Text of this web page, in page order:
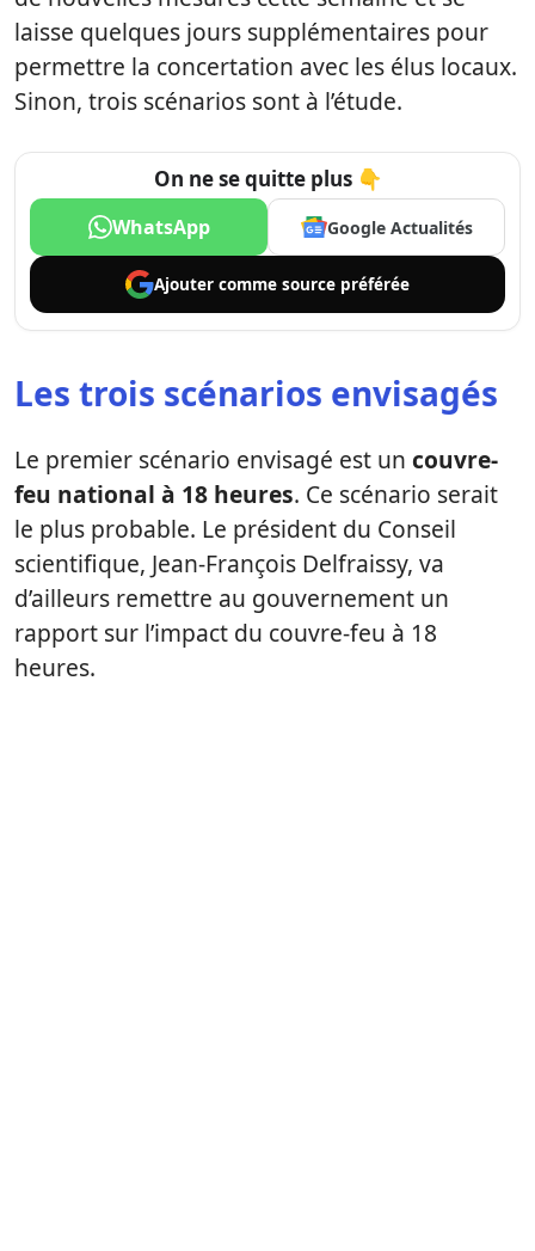
laisse quelques jours supplémentaires pour
permettre la concertation avec les élus locaux.
Sinon, trois scénarios sont à l’étude.
On ne se quitte plus 👇
WhatsApp Google Actualités
Ajouter comme source préférée
Les trois scénarios envisagés
Le premier scénario envisagé est un couvre-
feu national à 18 heures. Ce scénario serait
le plus probable. Le président du Conseil
scientifique, Jean-François Delfraissy, va
d’ailleurs remettre au gouvernement un
rapport sur l’impact du couvre-feu à 18
heures.